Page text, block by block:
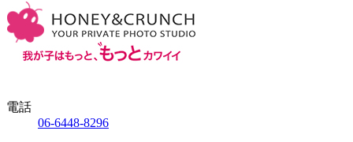
電話
06-6448-8296